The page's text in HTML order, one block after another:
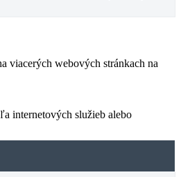
viacerých webových stránkach na
internetových služieb alebo